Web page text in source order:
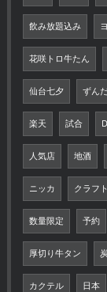
飲み放題込み
花咲トロ牛たん
仙台七夕 ずん
楽天 試合
人気店 地酒
ニッカ クラフト
数量限定 予約
厚切り牛タン
カクテル 日本